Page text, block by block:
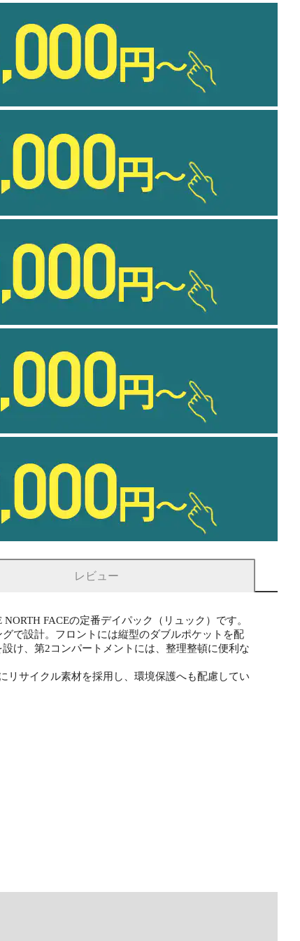
レビュー
FACEの定番デイパック（リュック）です。
で設計。フロントには縦型のダブルポケットを配
け、第2コンパートメントには、整理整頓に便利な
リサイクル素材を採用し、環境保護へも配慮してい